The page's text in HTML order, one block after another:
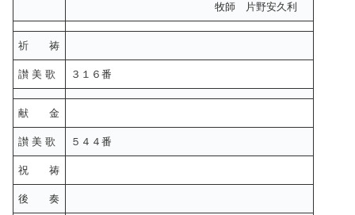
牧師 片野安久利
祈 祷
讃 美 歌 ３１６番
献 金
讃 美 歌 ５４４番
祝 祷
後 奏